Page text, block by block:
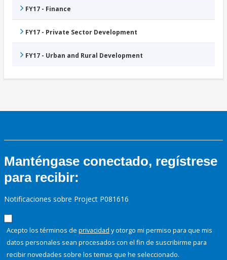
FY17 - Finance
FY17 - Private Sector Development
FY17 - Urban and Rural Development
Manténgase conectado, regístrese
para recibir:
Notificaciones sobre Project P081616
Acepto los términos de privacidad y otorgo mi permiso para que mis
datos personales sean procesados con el fin de suscribirme para
recibir novedades sobre los temas que he seleccionado.